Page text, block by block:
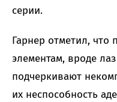
серии.
Гарнер отметил, что
элементам, вроде
подчеркивают
их неспособность